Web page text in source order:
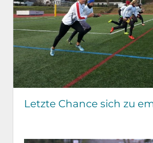
Letzte Chance sich zu